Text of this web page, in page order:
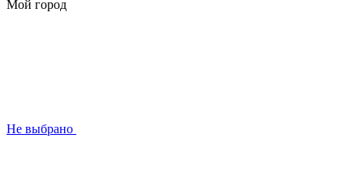
Мой город
Не выбрано